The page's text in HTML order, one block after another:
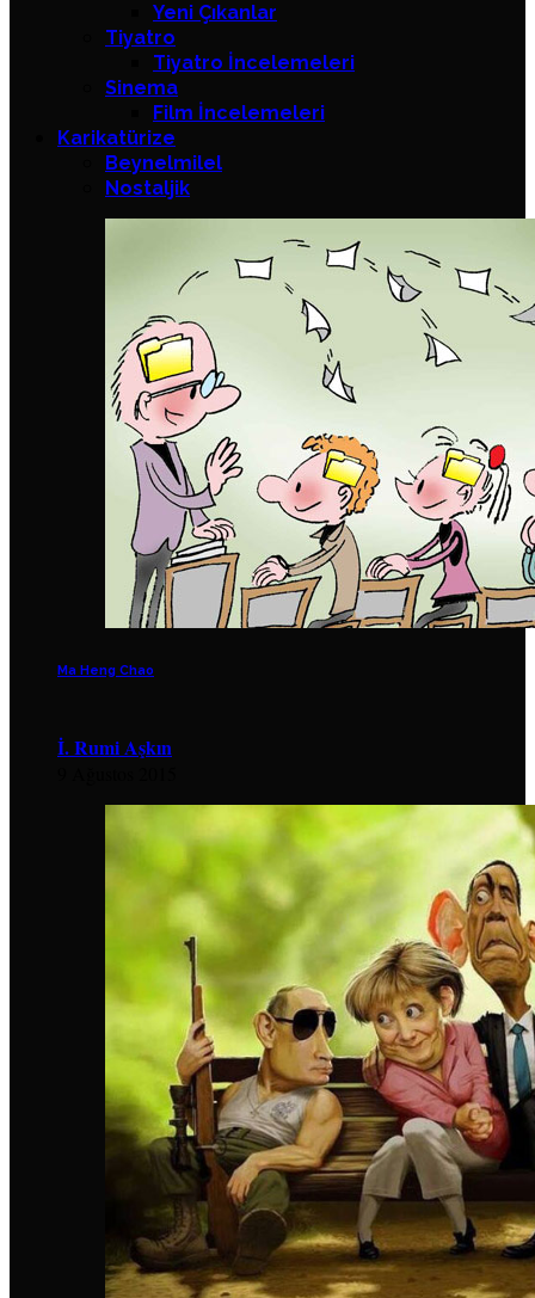
Yeni Çıkanlar
Tiyatro
Tiyatro İncelemeleri
Sinema
Film İncelemeleri
Karikatürize
Beynelmilel
Nostaljik
Ma Heng Chao
İ. Rumi Aşkın